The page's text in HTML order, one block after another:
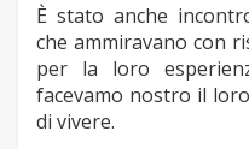
È stato anche
che ammiravano con
per la loro
facevamo nostro il
di vivere.